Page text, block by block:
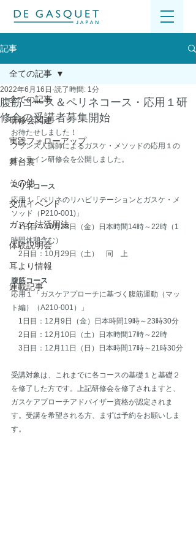
記事
全ての記事
研修会関連
実践フォローアップ
舞台裏
その他
交流イベント
ガスケ法活用法
体験説明会
耳より情報
連載記事
全ての記事
腹筋コース＆ペリネコース・応用１研
修会の受講者募集開始
2022年6月16日 読了時間: 1分
お待たせしました！
フランス人講師によるガスケ・メソッドの応用１の
オンライン研修会を公開しました。
ペリネコース
応用１「ペリネのリハビリテーションとガスケ・メ
ソッド（P210-001)」
1日目：10月28日（金）日本時間14時～22時（1
時間休憩含む）
2日目：10月29日（土）　同　上
腹筋コース
応用１「ガスケアプローチに基づく腹筋運動（マッ
ト編）（A210-001）」
1日目：12月9日（金）日本時間19時～23時30分
2日目：12月10日（土）日本時間17時～22時
3日目：12月11日（日）日本時間17時～21時30分
受講対象は、これまでに各コースの基礎１と基礎２
を修了した方です。上記研修会を修了されますと、
ガスケアプローチアドバイザー資格が認定されま
す。受講を希望される方、まずは予約をお願いしま
す。